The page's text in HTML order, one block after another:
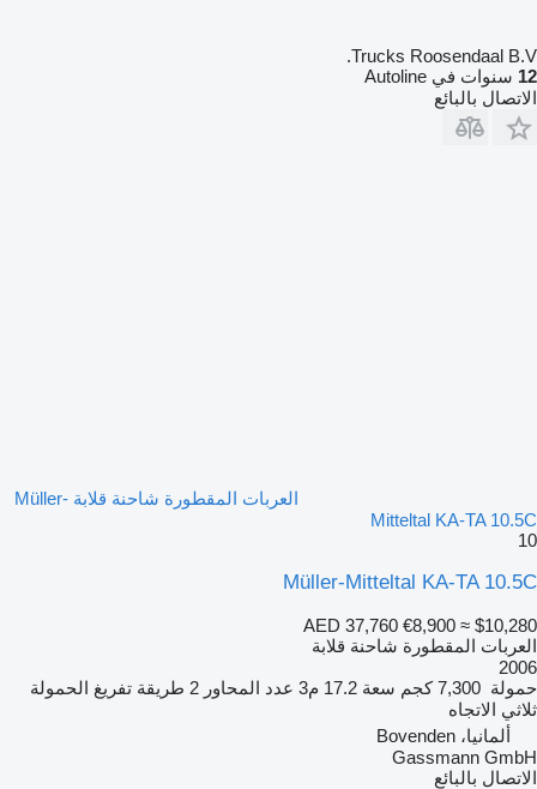
Trucks Roosendaal B.V.
12 سنوات في Autoline
الاتصال بالبائع
العربات المقطورة شاحنة قلابة Müller-
Mitteltal KA-TA 10.5C
10
Müller-Mitteltal KA-TA 10.5C
AED 37,760 €8,900 ≈ $10,280
العربات المقطورة شاحنة قلابة
2006
حمولة 7,300 كجم سعة 17.2 م3 عدد المحاور 2 طريقة تفريغ الحمولة
ثلاثي الاتجاه
ألمانيا، Bovenden
Gassmann GmbH
الاتصال بالبائع